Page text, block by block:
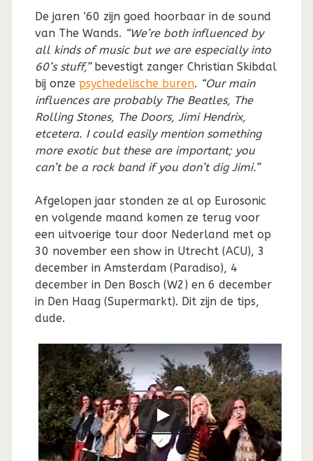
De jaren ’60 zijn goed hoorbaar in de sound
van The Wands. “We’re both influenced by
all kinds of music but we are especially into
60’s stuff,”bevestigt zanger Christian Skibdal
bij onze psychedelische buren. “Our main
influences are probably The Beatles, The
Rolling Stones, The Doors, Jimi Hendrix,
etcetera. I could easily mention something
more exotic but these are important; you
can’t be a rock band if you don’t dig Jimi.”
Afgelopen jaar stonden ze al op Eurosonic
en volgende maand komen ze terug voor
een uitvoerige tour door Nederland met op
30 november een show in Utrecht (ACU), 3
december in Amsterdam (Paradiso), 4
december in Den Bosch (W2) en 6 december
in Den Haag (Supermarkt). Dit zijn de tips,
dude.